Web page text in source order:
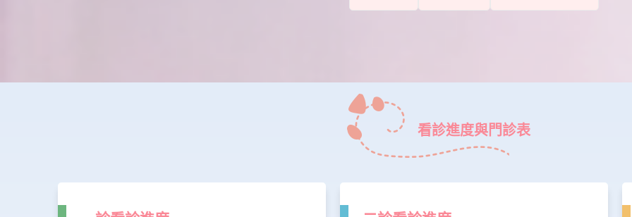
看診進度與門診表